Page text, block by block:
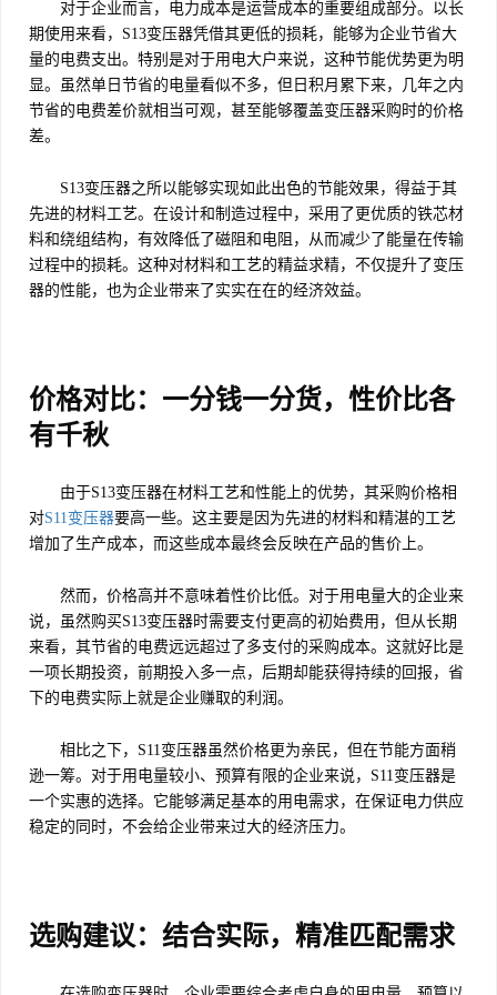
对于企业而言，电力成本是运营成本的重要组成部分。以长
期使用来看，S13变压器凭借其更低的损耗，能够为企业节省大
量的电费支出。特别是对于用电大户来说，这种节能优势更为明
显。虽然单日节省的电量看似不多，但日积月累下来，几年之内
节省的电费差价就相当可观，甚至能够覆盖变压器采购时的价格
差。
S13变压器之所以能够实现如此出色的节能效果，得益于其
先进的材料工艺。在设计和制造过程中，采用了更优质的铁芯材
料和绕组结构，有效降低了磁阻和电阻，从而减少了能量在传输
过程中的损耗。这种对材料和工艺的精益求精，不仅提升了变压
器的性能，也为企业带来了实实在在的经济效益。
价格对比：一分钱一分货，性价比各
有千秋
由于S13变压器在材料工艺和性能上的优势，其采购价格相
对S11变压器要高一些。这主要是因为先进的材料和精湛的工艺
增加了生产成本，而这些成本最终会反映在产品的售价上。
然而，价格高并不意味着性价比低。对于用电量大的企业来
说，虽然购买S13变压器时需要支付更高的初始费用，但从长期
来看，其节省的电费远远超过了多支付的采购成本。这就好比是
一项长期投资，前期投入多一点，后期却能获得持续的回报，省
下的电费实际上就是企业赚取的利润。
相比之下，S11变压器虽然价格更为亲民，但在节能方面稍
逊一筹。对于用电量较小、预算有限的企业来说，S11变压器是
一个实惠的选择。它能够满足基本的用电需求，在保证电力供应
稳定的同时，不会给企业带来过大的经济压力。
选购建议：结合实际，精准匹配需求